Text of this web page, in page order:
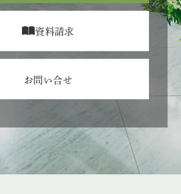
資料請求
お問い合せ